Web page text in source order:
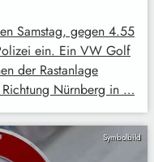
Samstag, gegen 4.55
ein. Ein VW Golf
der Rastanlage
Richtung Nürnberg in …
Symbolbild